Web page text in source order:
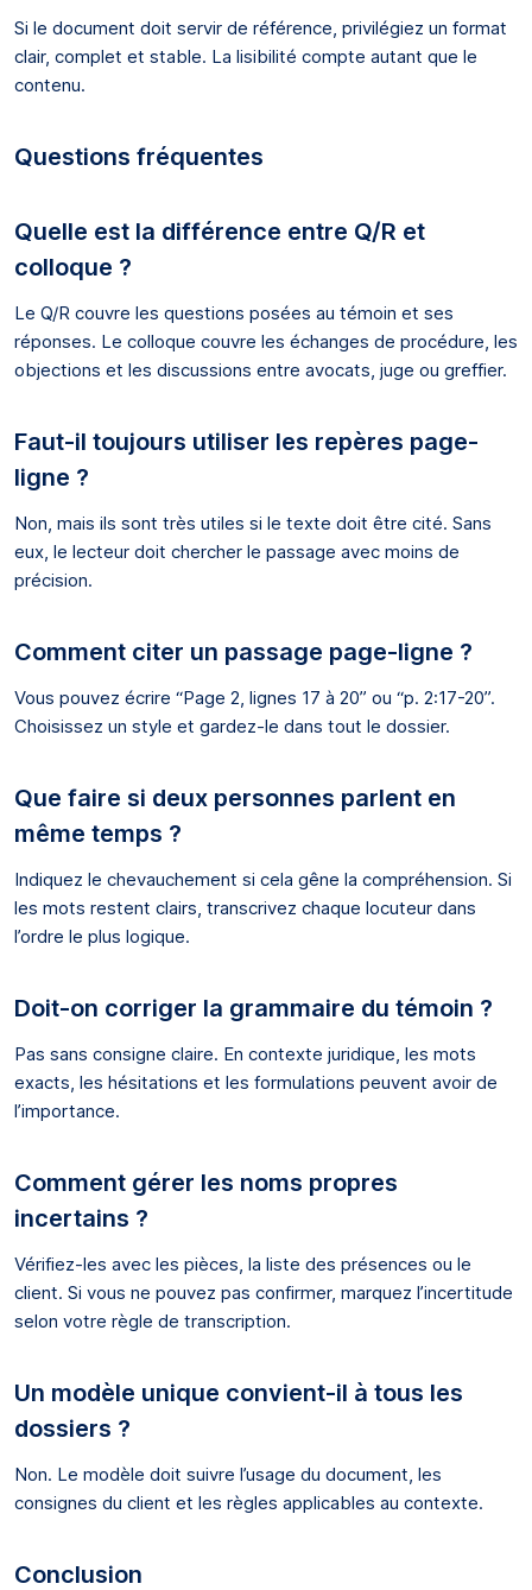
Si le document doit servir de référence, privilégiez un format
clair, complet et stable. La lisibilité compte autant que le
contenu.
Questions fréquentes
Quelle est la différence entre Q/R et
colloque ?
Le Q/R couvre les questions posées au témoin et ses
réponses. Le colloque couvre les échanges de procédure, les
objections et les discussions entre avocats, juge ou greffier.
Faut-il toujours utiliser les repères page-
ligne ?
Non, mais ils sont très utiles si le texte doit être cité. Sans
eux, le lecteur doit chercher le passage avec moins de
précision.
Comment citer un passage page-ligne ?
Vous pouvez écrire “Page 2, lignes 17 à 20” ou “p. 2:17-20”.
Choisissez un style et gardez-le dans tout le dossier.
Que faire si deux personnes parlent en
même temps ?
Indiquez le chevauchement si cela gêne la compréhension. Si
les mots restent clairs, transcrivez chaque locuteur dans
l’ordre le plus logique.
Doit-on corriger la grammaire du témoin ?
Pas sans consigne claire. En contexte juridique, les mots
exacts, les hésitations et les formulations peuvent avoir de
l’importance.
Comment gérer les noms propres
incertains ?
Vérifiez-les avec les pièces, la liste des présences ou le
client. Si vous ne pouvez pas confirmer, marquez l’incertitude
selon votre règle de transcription.
Un modèle unique convient-il à tous les
dossiers ?
Non. Le modèle doit suivre l’usage du document, les
consignes du client et les règles applicables au contexte.
Conclusion